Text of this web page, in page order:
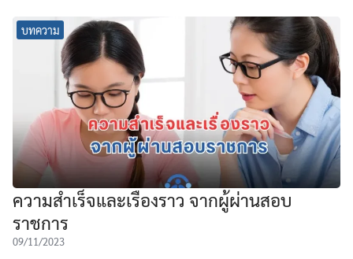
บทความ
ความสำเร็จและเรื่องราว จากผู้ผ่านสอบ
ราชการ
09/11/2023